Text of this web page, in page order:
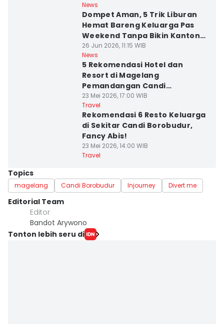
News
Dompet Aman, 5 Trik Liburan
Hemat Bareng Keluarga Pas
Weekend Tanpa Bikin Kantong
Jebol
26 Jun 2026, 11:15 WIB
News
5 Rekomendasi Hotel dan
Resort di Magelang
Pemandangan Candi
Borobudur
23 Mei 2026, 17:00 WIB
Travel
Rekomendasi 6 Resto Keluarga
di Sekitar Candi Borobudur,
Fancy Abis!
23 Mei 2026, 14:00 WIB
Travel
Topics
magelang Candi Borobudur Injourney Divert me
Editorial Team
Editor
Bandot Arywono
Tonton lebih seru di